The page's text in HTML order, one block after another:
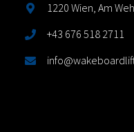
1220 Wien, Am
+43 676 518 2711